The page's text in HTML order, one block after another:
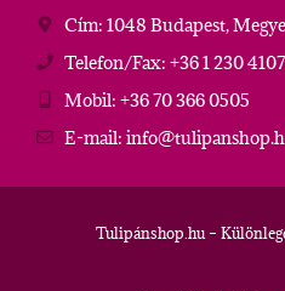
Cím: 1048 Budapest,
Telefon/Fax: +36 1 230 4107
Mobil: +36 70 366 0505
E-mail:
Tulipánshop.hu –